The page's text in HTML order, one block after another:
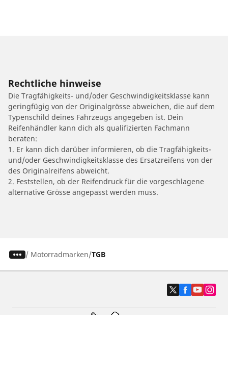
Rechtliche hinweise
Die Tragfähigkeits- und/oder Geschwindigkeitsklasse kann
geringfügig von der Originalgrösse abweichen, die auf dem
Typenschild deines Fahrzeugs angegeben ist. Dein
Reifenhändler kann dich als qualifizierten Fachmann
beraten:
1. Er kann dich darüber informieren, ob die Tragfähigkeits-
und/oder Geschwindigkeitsklasse des Ersatzreifens von der
des Originalreifens abweicht.
2. Feststellen, ob der Reifendruck für die vorgeschlagene
alternative Grösse angepasst werden muss.
/ Motorradmarken TGB